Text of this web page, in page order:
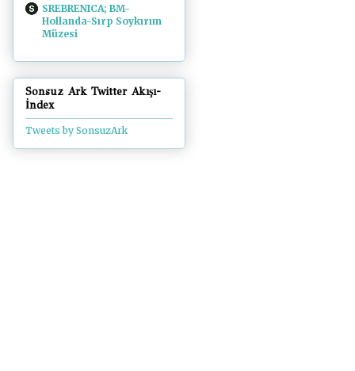
SREBRENICA; BM-
Hollanda-Sırp Soykırım
Müzesi
Sonsuz Ark Twitter Akışı-
İndex
Tweets by SonsuzArk